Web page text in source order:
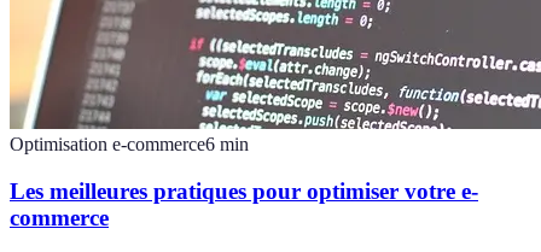
Optimisation e-commerce6 min
Les meilleures pratiques pour optimiser votre e-
commerce